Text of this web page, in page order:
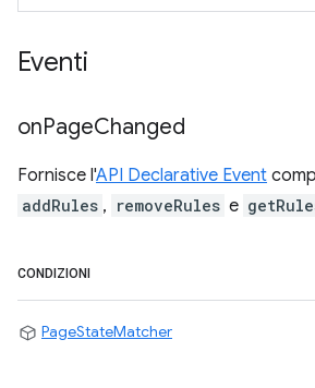
Eventi
onPageChanged
Fornisce l'API Declarative Event
addRules , removeRules e
CONDIZIONI
PageStateMatcher